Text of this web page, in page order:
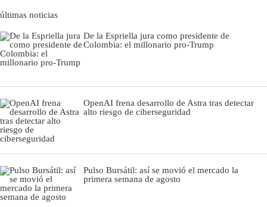
últimas noticias
De la Espriella jura como presidente de
Colombia: el millonario pro-Trump
OpenAI frena desarrollo de Astra tras detectar
alto riesgo de ciberseguridad
Pulso Bursátil: así se movió el mercado la
primera semana de agosto